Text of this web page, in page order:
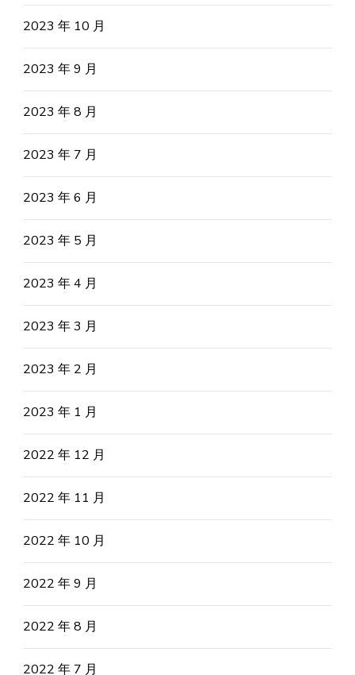
2023 年 10 月
2023 年 9 月
2023 年 8 月
2023 年 7 月
2023 年 6 月
2023 年 5 月
2023 年 4 月
2023 年 3 月
2023 年 2 月
2023 年 1 月
2022 年 12 月
2022 年 11 月
2022 年 10 月
2022 年 9 月
2022 年 8 月
2022 年 7 月